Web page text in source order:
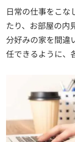
日常の仕事をこな
たり、お部屋の内
分好みの家を間違
任できるように、